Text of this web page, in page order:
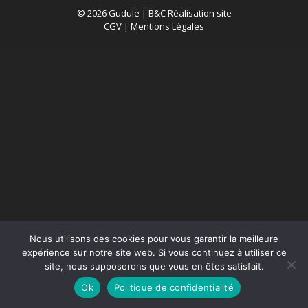
© 2026 Gudule | B&C Réalisation site
CGV | Mentions Légales
Nous utilisons des cookies pour vous garantir la meilleure
expérience sur notre site web. Si vous continuez à utiliser ce
site, nous supposerons que vous en êtes satisfait.
Ok
Politique de confidentialité